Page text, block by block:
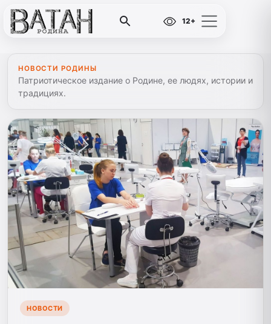
12+
НОВОСТИ РОДИНЫ
Патриотическое издание о Родине, ее людях, истории и
традициях.
НОВОСТИ